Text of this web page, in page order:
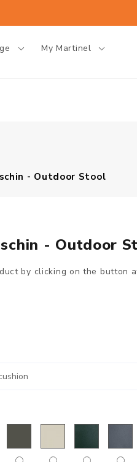
My Martinel
- Outdoor Stool
- Outdoor
by clicking on the button